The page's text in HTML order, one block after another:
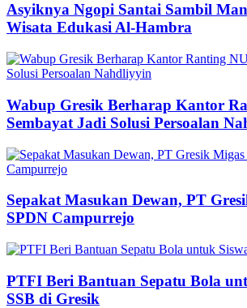
Asyiknya Ngopi Santai Sambil
Wisata Edukasi Al-Hambra
Wabup Gresik Berharap Kantor
Sembayat Jadi Solusi Persoalan
Sepakat Masukan Dewan, PT
SPDN Campurrejo
PTFI Beri Bantuan Sepatu Bola
SSB di Gresik